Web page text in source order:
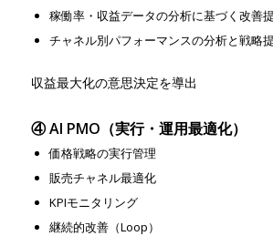
稼働率・収益データの分析に基づく改善
チャネル別パフォーマンスの分析と戦略
収益最大化の意思決定を導出
④ AI PMO（実行・運用最適化）
価格戦略の実行管理
販売チャネル最適化
KPIモニタリング
継続的改善（Loop）